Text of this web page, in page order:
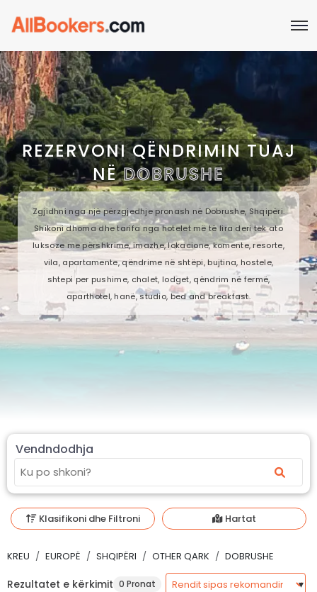
REZERVONI QËNDRIMIN TUAJ
NËDOBRUSHE
Zgjidhni nga një përzgjedhje pronash në Dobrushe, Shqipëri.
Shikoni dhoma dhe tarifa nga hotelet më të lira deri tek ato
luksoze me përshkrime, imazhe, lokacione, komente, resorte,
vila, apartamente, qëndrime në shtëpi, bujtina, hostele,
shtepi per pushime, chalet, lodget, qëndrim në fermë,
aparthotel, hanë, studio, bed and breakfast.
Vendndodhja
Klasifikoni dhe Filtroni Hartat
KREU EUROPË SHQIPËRI OTHER QARK DOBRUSHE
Rezultatet e kërkimit 0 Pronat